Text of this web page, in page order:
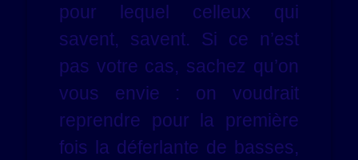
pour lequel celleux qui
savent, savent. Si ce n’est
pas votre cas, sachez qu’on
vous envie : on voudrait
reprendre pour la première
fois la déferlante de basses,